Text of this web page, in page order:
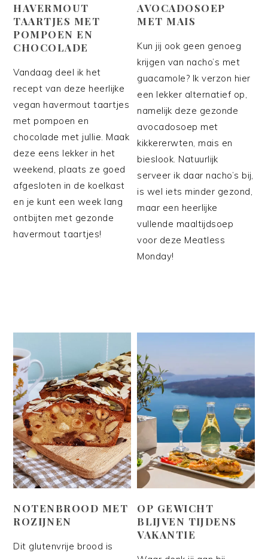
HAVERMOUT
TAARTJES MET
POMPOEN EN
CHOCOLADE
Vandaag deel ik het
recept van deze heerlijke
vegan havermout taartjes
met pompoen en
chocolade met jullie. Maak
deze eens lekker in het
weekend, plaats ze goed
afgesloten in de koelkast
en je kunt een week lang
ontbijten met gezonde
havermout taartjes!
AVOCADOSOEP
MET MAIS
Kun jij ook geen genoeg
krijgen van nacho’s met
guacamole? Ik verzon hier
een lekker alternatief op,
namelijk deze gezonde
avocadosoep met
kikkererwten, mais en
bieslook. Natuurlijk
serveer ik daar nacho’s bij,
is wel iets minder gezond,
maar een heerlijke
vullende maaltijdsoep
voor deze Meatless
Monday!
NOTENBROOD MET
ROZIJNEN
Dit glutenvrije brood is
OP GEWICHT
BLIJVEN TIJDENS
VAKANTIE